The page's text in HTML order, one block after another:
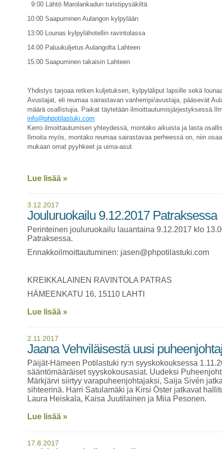
9:00 Lähtö Marolankadun turistipysäkiltä
10:00 Saapuminen Aulangon kylpylään
13:00 Lounas kylpylähotellin ravintolassa
14:00 Paluukuljetus Aulangolta Lahteen
15:00 Saapuminen takaisin Lahteen
Yhdistys tarjoaa retken kuljetuksen, kylpyläliput lapsille sekä
Avustajat, eli reumaa sairastavan vanhempi/avustaja, pääsevät
määrä osallistujia. Paikat täytetään
info@phpotilastuki.com
Kerro ilmoittautumisen yhteydessä, montako aikuista ja lasta
Ilmoita myös, montako reumaa sairastavaa perheessä on, niin
mukaan omat pyyhkeet ja uima-asut.
Lue lisää »
3.12.2017
Jouluruokailu 9.12.2017 Patraksessa
Perinteinen jouluruokailu lauantaina 9.12.2017 klo
Patraksessa.
Ennakkoilmoittautuminen: jasen@phpotilastuki.com
KREIKKALAINEN RAVINTOLA PATRAS
HÄMEENKATU 16, 15110 LAHTI
Lue lisää »
2.11.2017
Jaana Vehviläisestä uusi
Päijät-Hämeen Potilastuki ry:n syyskokouksessa
sääntömääräiset syyskokousasiat. Uudeksi
Märkjärvi siirtyy varapuheenjohtajaksi, Saija Sivén
sihteerinä. Harri Satulamäki ja Kirsi Öster jatkavat
Laura Heiskala, Kaisa Juutilainen ja Miia Pesonen.
Lue lisää »
17.8.2017